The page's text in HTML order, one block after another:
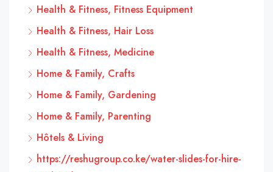
Health & Fitness, Fitness Equipment
Health & Fitness, Hair Loss
Health & Fitness, Medicine
Home & Family, Crafts
Home & Family, Gardening
Home & Family, Parenting
Hôtels & Living
https://reshugroup.co.ke/water-slides-for-hire-